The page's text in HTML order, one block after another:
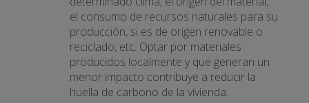
el consumo de recursos naturales para su
producción, si es de origen renovable o
reciclado, etc. Optar por materiales
producidos localmente y que generan un
menor impacto contribuye a reducir la
huella de carbono de la vivienda.